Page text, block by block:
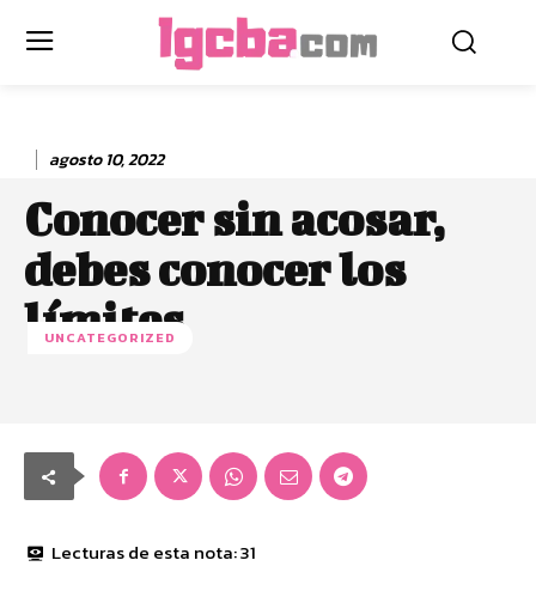
agosto 10, 2022
Conocer sin acosar,
debes conocer los
límites
UNCATEGORIZED
Lecturas de esta nota:31